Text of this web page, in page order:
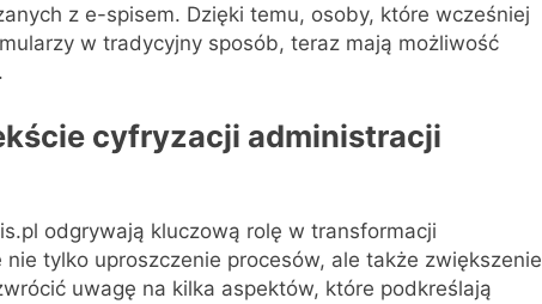
z e-spisem. Dzięki temu, osoby, które wcześniej
w tradycyjny sposób, teraz mają możliwość
cyfryzacji administracji
odgrywają kluczową rolę w transformacji
tylko uproszczenie procesów, ale także zwiększenie
uwagę na kilka aspektów, które podkreślają